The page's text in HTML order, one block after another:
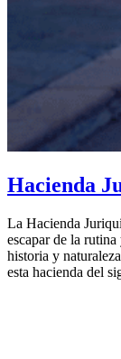
Hacienda
La Hacienda
escapar de la
historia y
esta hacienda del